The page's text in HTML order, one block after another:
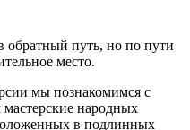
обратный путь, но по пути
место.
мы познакомимся с
народных
в подлинных